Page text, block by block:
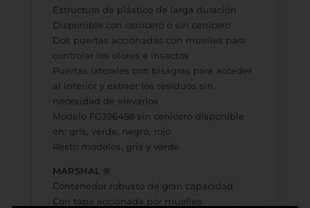
Estructura de plástico de larga duración
Disponible con cenicero o sin cenicero
Dos puertas accionadas con muelles para
controlar los olores e insectos
Puertas laterales con bisagras para acceder
al interior y extraer los residuos sin
necesidad de elevarlos
Modelo FG396458 sin cenicero disponible
en: gris, verde, negro, rojo
Resto modelos, gris y verde
MARSHAL ®
Contenedor robusto de gran capacidad
Con tapa accionada por muelles